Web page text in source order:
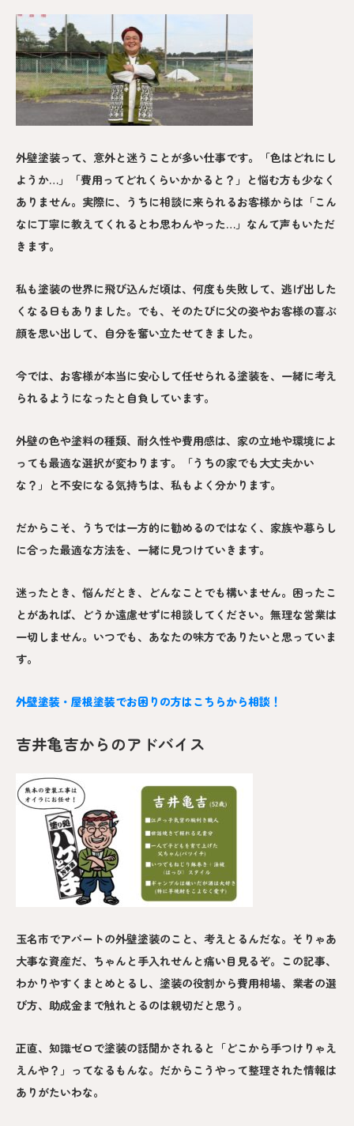
外壁塗装って、意外と迷うことが多い仕事です。「色はどれにし
ようか…」「費用ってどれくらいかかると？」と悩む方も少なく
ありません。実際に、うちに相談に来られるお客様からは「こん
なに丁寧に教えてくれるとわ思わんやった…」なんて声もいただ
きます。
私も塗装の世界に飛び込んだ頃は、何度も失敗して、逃げ出した
くなる日もありました。でも、そのたびに父の姿やお客様の喜ぶ
顔を思い出して、自分を奮い立たせてきました。
今では、お客様が本当に安心して任せられる塗装を、一緒に考え
られるようになったと自負しています。
外壁の色や塗料の種類、耐久性や費用感は、家の立地や環境によ
っても最適な選択が変わります。「うちの家でも大丈夫かい
な？」と不安になる気持ちは、私もよく分かります。
だからこそ、うちでは一方的に勧めるのではなく、家族や暮らし
に合った最適な方法を、一緒に見つけていきます。
迷ったとき、悩んだとき、どんなことでも構いません。困ったこ
とがあれば、どうか遠慮せずに相談してください。無理な営業は
一切しません。いつでも、あなたの味方でありたいと思っていま
す。
外壁塗装・屋根塗装でお困りの方はこちらから相談！
吉井亀吉からのアドバイス
玉名市でアパートの外壁塗装のこと、考えとるんだな。そりゃあ
大事な資産だ、ちゃんと手入れせんと痛い目見るぞ。この記事、
わかりやすくまとめとるし、塗装の役割から費用相場、業者の選
び方、助成金まで触れとるのは親切だと思う。
正直、知識ゼロで塗装の話聞かされると「どこから手つけりゃえ
えんや？」ってなるもんな。だからこうやって整理された情報は
ありがたいわな。